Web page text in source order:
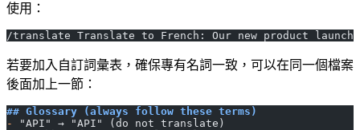
使用：
/translate Translate to French: Our new product
若要加入自訂詞彙表，確保專有名詞一致，可以在同一個檔案
後面加上一節：
## Glossary (always follow these terms)
-
"API" → "API" (do not translate)